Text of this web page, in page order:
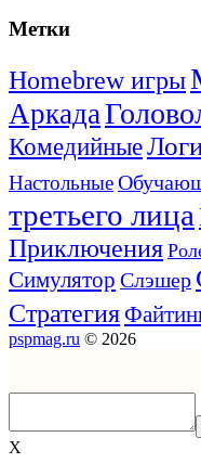
Метки
Homebrew игры
Аркада
Комедийные
Настольные
третьего лица
Приключения
Симулятор Слэшер
Стратегия
pspmag.ru © 2026
X